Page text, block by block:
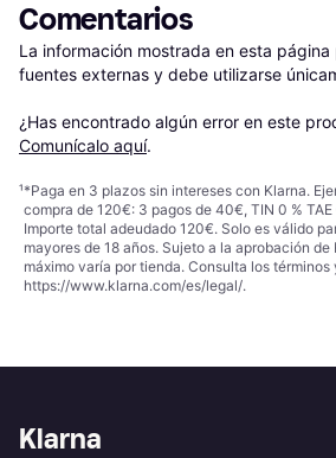
Comentarios
La información mostrada en esta
fuentes externas y debe utilizarse
¿Has encontrado algún error en este
Comunícalo aquí.
¹*Paga en 3 plazos sin intereses con Klarna.
compra de 120€: 3 pagos de 40€, TIN 0 %
Importe total adeudado 120€. Solo es válido
mayores de 18 años. Sujeto a la aprobación de
máximo varía por tienda. Consulta los
https://www.klarna.com/es/legal/.
Klarna